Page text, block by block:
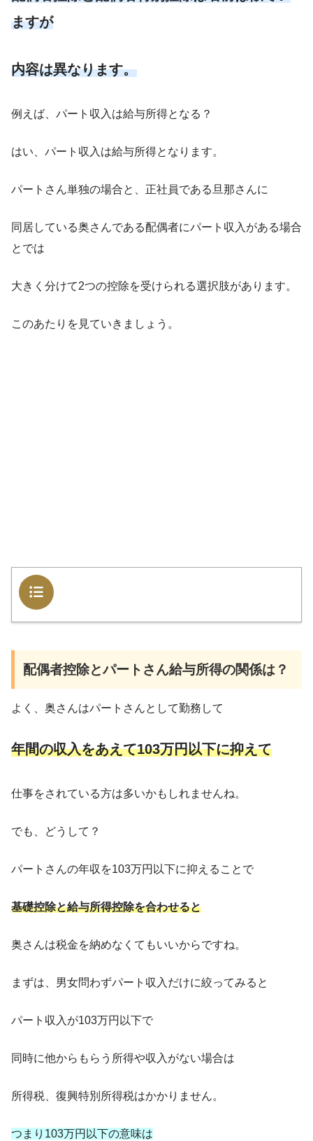
ますが
内容は異なります。
例えば、パート収入は給与所得となる？
はい、パート収入は給与所得となります。
パートさん単独の場合と、正社員である旦那さんに
同居している奥さんである配偶者にパート収入がある場合
とでは
大きく分けて2つの控除を受けられる選択肢があります。
このあたりを見ていきましょう。
目次
配偶者控除とパートさん給与所得の関係は？
よく、奥さんはパートさんとして勤務して
年間の収入をあえて103万円以下に抑えて
仕事をされている方は多いかもしれませんね。
でも、どうして？
パートさんの年収を103万円以下に抑えることで
基礎控除と給与所得控除を合わせると
奥さんは税金を納めなくてもいいからですね。
まずは、男女問わずパート収入だけに絞ってみると
パート収入が103万円以下で
同時に他からもらう所得や収入がない場合は
所得税、復興特別所得税はかかりません。
つまり103万円以下の意味は